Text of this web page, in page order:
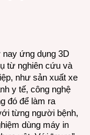
ứng dụng 3D
từ nghiên cứu và
như sản xuất xe
y tế, công nghệ
đó để làm ra
từng người bệnh,
dùng máy in